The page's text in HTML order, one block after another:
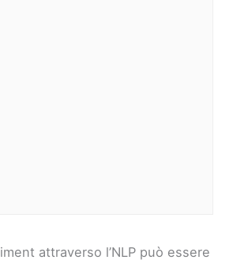
attraverso l’NLP può essere